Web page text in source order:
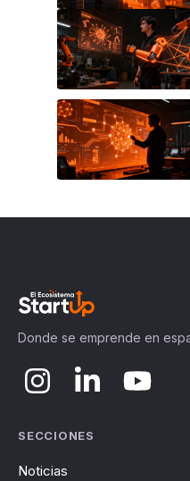
Donde se emprende en
SECCIONES
Noticias